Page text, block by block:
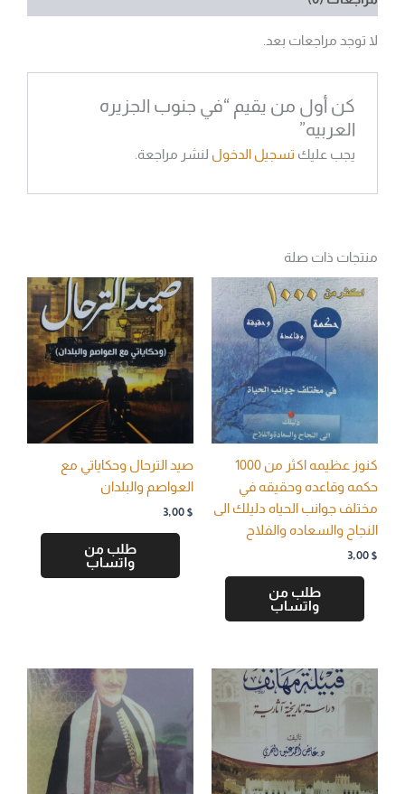
لا توجد مراجعات بعد.
كن أول من يقيم “في جنوب الجزيره
العربيه”
يجب عليك تسجيل الدخول لنشر مراجعة.
منتجات ذات صلة
كنوز عظيمه اكثر من 1000
حكمه وقاعده وحقيقه في
مختلف جوانب الحياه دليلك الى
النجاح والسعاده والفلاح
3,00 $
طلب من
واتساب
صيد الترحال وحكاياتي مع
العواصم والبلدان
3,00 $
طلب من
واتساب